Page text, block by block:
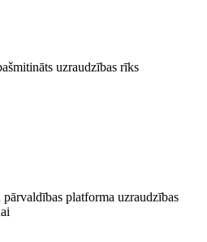
uzraudzības rīks
platforma uzraudzības